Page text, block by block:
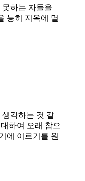
못하는 자들을
능히 지옥에 멸
생각하는 것 같
하여 오래 참으
에 이르기를 원